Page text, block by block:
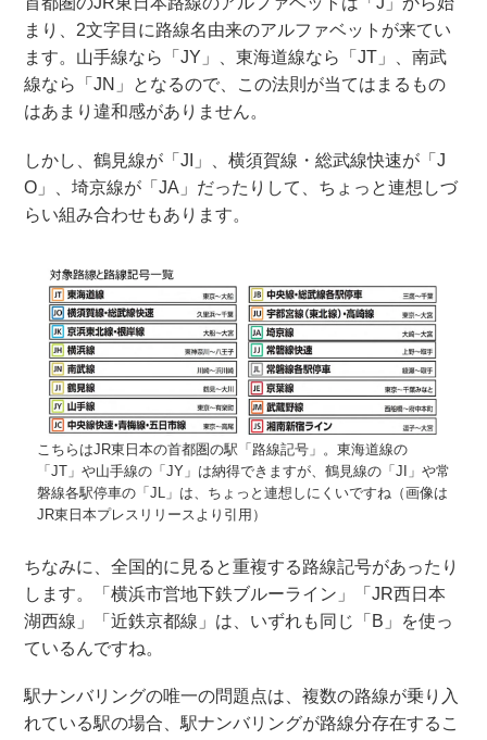
まり、2文字目に路線名由来のアルファベットが来てい
ます。山手線なら「JY」、東海道線なら「JT」、南武
線なら「JN」となるので、この法則が当てはまるもの
はあまり違和感がありません。
しかし、鶴見線が「JI」、横須賀線・総武線快速が「J
O」、埼京線が「JA」だったりして、ちょっと連想しづ
らい組み合わせもあります。
こちらはJR東日本の首都圏の駅「路線記号」。東海道線の
「JT」や山手線の「JY」は納得できますが、鶴見線の「JI」や常
磐線各駅停車の「JL」は、ちょっと連想しにくいですね（画像は
JR東日本プレスリリースより引用）
ちなみに、全国的に見ると重複する路線記号があったり
します。「横浜市営地下鉄ブルーライン」「JR西日本
湖西線」「近鉄京都線」は、いずれも同じ「B」を使っ
ているんですね。
駅ナンバリングの唯一の問題点は、複数の路線が乗り入
れている駅の場合、駅ナンバリングが路線分存在するこ